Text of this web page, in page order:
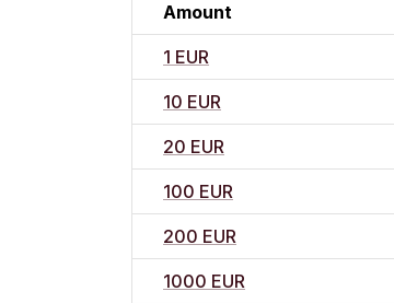
Amount
1 EUR
10 EUR
20 EUR
100 EUR
200 EUR
1000 EUR